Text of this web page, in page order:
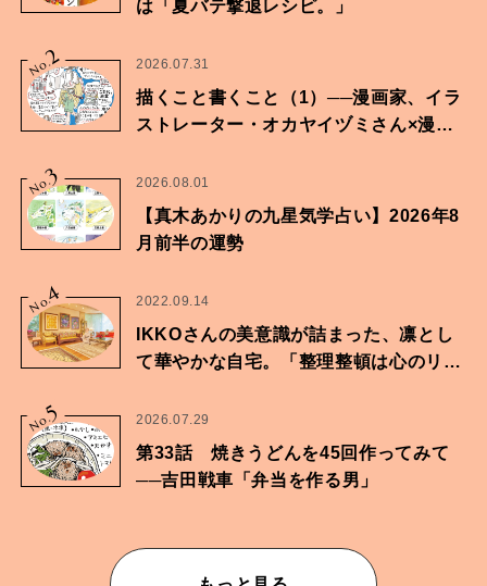
は「夏バテ撃退レシピ。」
No.2 2026.07.31
描くこと書くこと（1）──漫画家、イラ
ストレーター・オカヤイヅミさん×漫画
No.
3 2026.08.01
【真木あかりの九星気学占い】2026年8
月前半の運勢
No.
4 2022.09.14
IKKOさんの美意識が詰まった、凛とし
て華やかな自宅。「整理整頓は心のリズ
No.
5 2026.07.29
第33話 焼きうどんを45回作ってみて
──吉田戦車「弁当を作る男」